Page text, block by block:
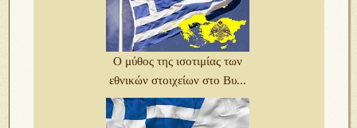
Ο μύθος της ισοτιμίας των
εθνικών στοιχείων στο Βυ...